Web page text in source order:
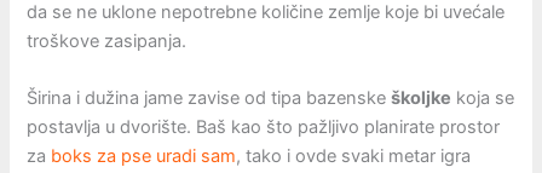
da se ne uklone nepotrebne količine zemlje koje bi uvećale
troškove zasipanja.
Širina i dužina jame zavise od tipa bazenskeškoljke koja se
postavlja u dvorište. Baš kao što pažljivo planirate prostor
za boks za pse uradi sam, tako i ovde svaki metar igra